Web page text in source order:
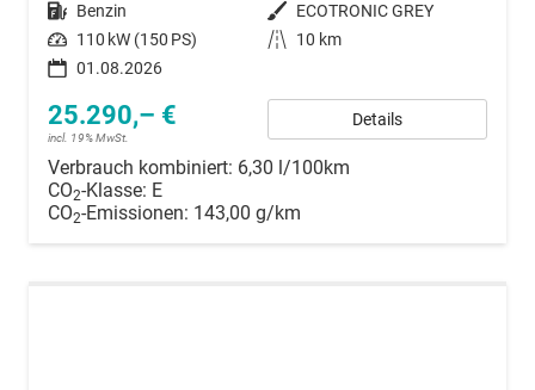
Kraftstoff Benzin Außenfarbe ECOTRONIC GREY
Leistung 110 kW (150 PS) Kilometerstand
10 km
01.08.2026
25.290,– €
incl. 19% MwSt.
Details
Verbrauch kombiniert: 6,30 l/100km
CO2-Klasse: E
CO2-Emissionen: 143,00 g/km